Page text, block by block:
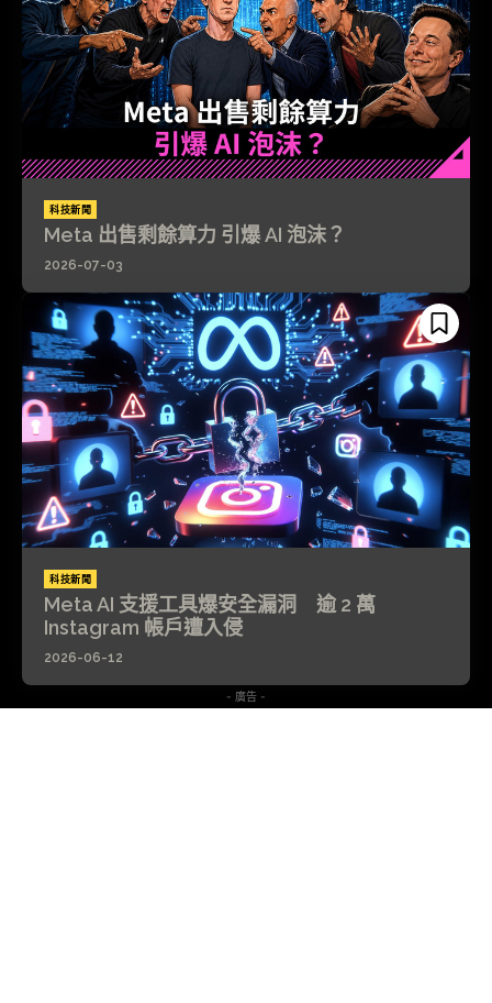
科技新聞
Meta 出售剩餘算力 引爆 AI 泡沫？
2026-07-03
科技新聞
Meta AI 支援工具爆安全漏洞 逾 2 萬
Instagram 帳戶遭入侵
2026-06-12
- 廣告 -